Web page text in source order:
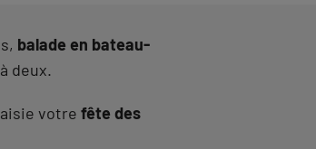
balade en bateau-
deux.
votre fête des